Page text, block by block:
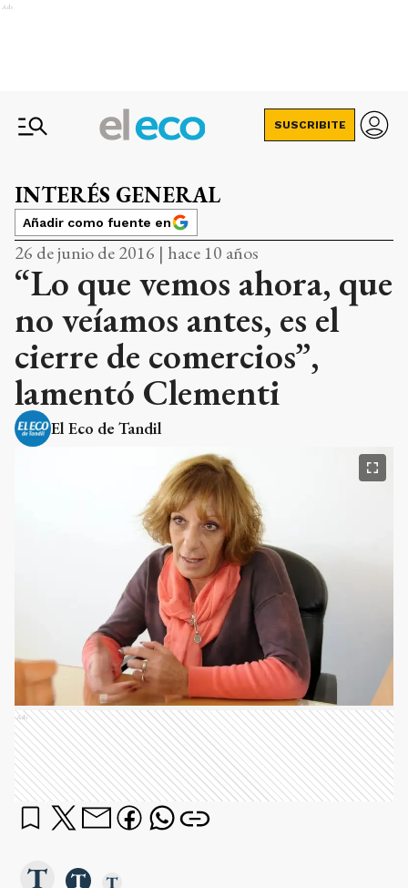
Ads
SUSCRIBITE
INTERÉS GENERAL
Añadir como fuente en
26 de junio de 2016 | hace 10 años
“Lo que vemos ahora, que
no veíamos antes, es el
cierre de comercios”,
lamentó Clementi
El Eco de Tandil
Ads